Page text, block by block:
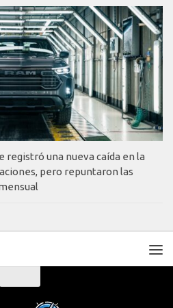
registró una nueva caída en la
pero repuntaron las